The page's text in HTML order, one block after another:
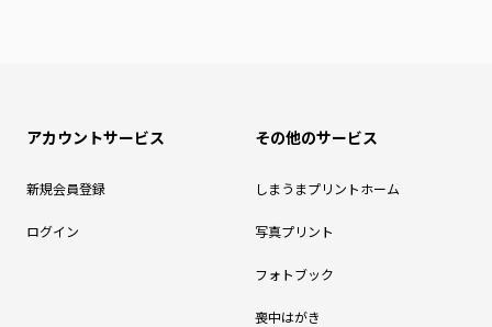
アカウントサービス
新規会員登録
ログイン
その他のサービス
しまうまプリントホーム
写真プリント
フォトブック
喪中はがき